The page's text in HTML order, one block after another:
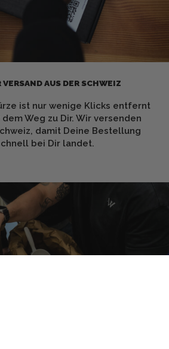
AUS DER SCHWEIZ
ist nur wenige Klicks entfernt
Weg zu Dir. Wir versenden
damit Deine Bestellung
bei Dir landet.